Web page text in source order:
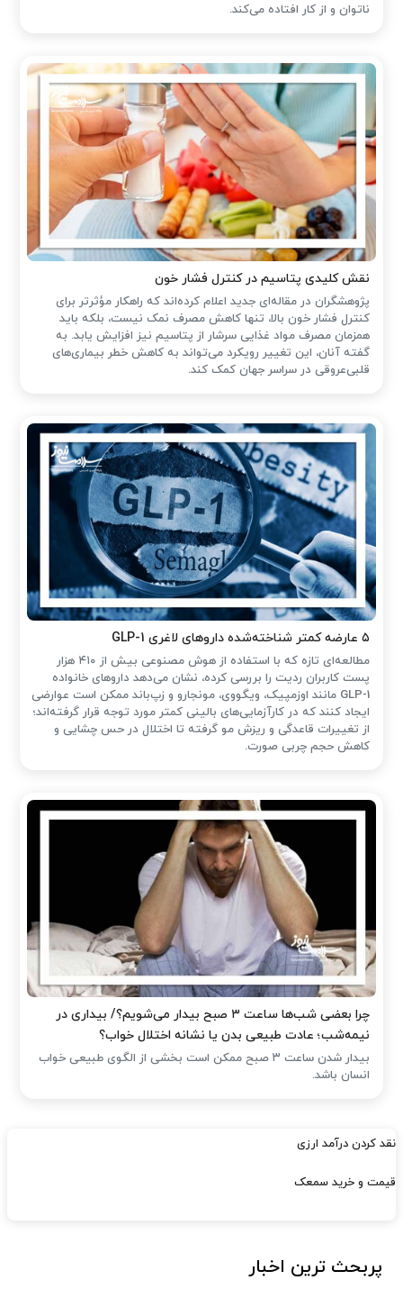
ناتوان و از کار افتاده می‌کند.
نقش کلیدی پتاسیم در کنترل فشار خون
پژوهشگران در مقاله‌ای جدید اعلام کرده‌اند که راهکار مؤثرتر برای
کنترل فشار خون بالا، تنها کاهش مصرف نمک نیست، بلکه باید
همزمان مصرف مواد غذایی سرشار از پتاسیم نیز افزایش یابد. به
گفته آنان، این تغییر رویکرد می‌تواند به کاهش خطر بیماری‌های
قلبی‌عروقی در سراسر جهان کمک کند.
۵ عارضه کمتر شناخته‌شده داروهای لاغری GLP-1
مطالعه‌ای تازه که با استفاده از هوش مصنوعی بیش از ۴۱۰ هزار
پست کاربران ردیت را بررسی کرده، نشان می‌دهد داروهای خانواده
GLP-1 مانند اوزمپیک، ویگووی، مونجارو و زپ‌باند ممکن است عوارضی
ایجاد کنند که در کارآزمایی‌های بالینی کمتر مورد توجه قرار گرفته‌اند؛
از تغییرات قاعدگی و ریزش مو گرفته تا اختلال در حس چشایی و
کاهش حجم چربی صورت.
چرا بعضی شب‌ها ساعت ۳ صبح بیدار می‌شویم؟/ بیداری در
نیمه‌شب؛ عادت طبیعی بدن یا نشانه اختلال خواب؟
بیدار شدن ساعت ۳ صبح ممکن است بخشی از الگوی طبیعی خواب
انسان باشد.
نقد کردن درآمد ارزی
قیمت و خرید سمعک
پربحث ترین اخبار